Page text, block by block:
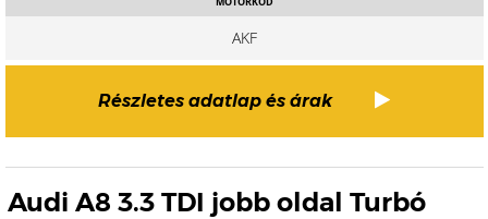
AKF
Részletes adatlap és árak
Audi A8 3.3 TDI jobb oldal Turbó